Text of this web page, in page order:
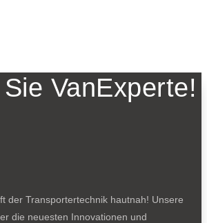
VanExperte!
der Transportertechnik hautnah! Unsere
die neuesten Innovationen und